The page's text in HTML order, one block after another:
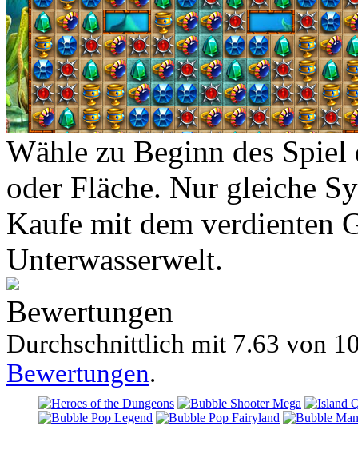
Wähle zu Beginn des
oder Fläche. Nur gleiche
Kaufe mit dem verdienten
Unterwasserwelt.
Bewertungen
Durchschnittlich mit 7.63 von
Bewertungen.